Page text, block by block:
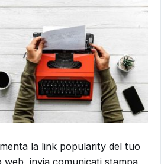
la link popularity del tuo
web, invia comunicati stampa,